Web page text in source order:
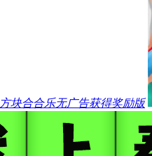
方块合合乐无广告获得奖励版